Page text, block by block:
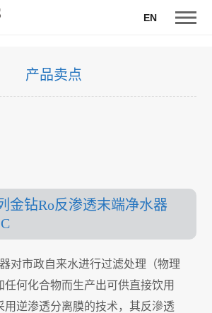
EN
产品卖点
金钻Ro反渗透末端净水器
对市政自来水进行过滤处理（物理
任何化合物而生产出可供直接饮用
用逆渗透分离膜的技术，其反滲透